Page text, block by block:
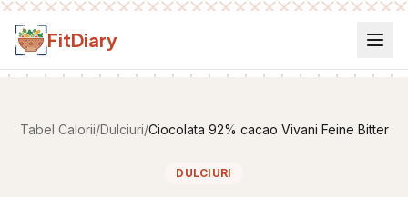
Salt la conținut
FitDiary
Tabel Calorii/Dulciuri/Ciocolata 92% cacao Vivani Feine Bitter
DULCIURI